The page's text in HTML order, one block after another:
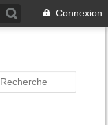
Connexion